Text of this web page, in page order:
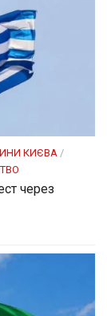
КИЄВА /
через